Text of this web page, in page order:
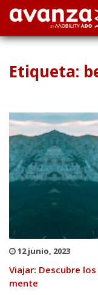
Etiqueta:
12 junio, 2023
Viajar: Descubre
mente